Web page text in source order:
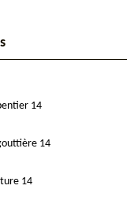
14
14
14